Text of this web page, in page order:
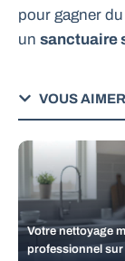
pour gagner
un sanctuaire
VOUS
Votre nettoyage
professionnel sur